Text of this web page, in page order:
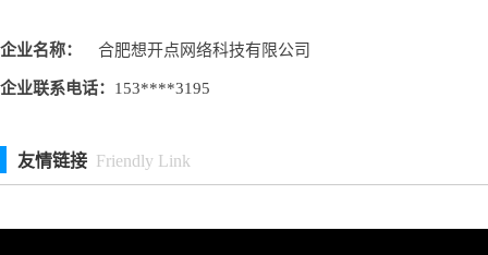
企业名称： 合肥想开点网络科技有限公司
企业联系电话： 153****3195
友情链接 Friendly Link